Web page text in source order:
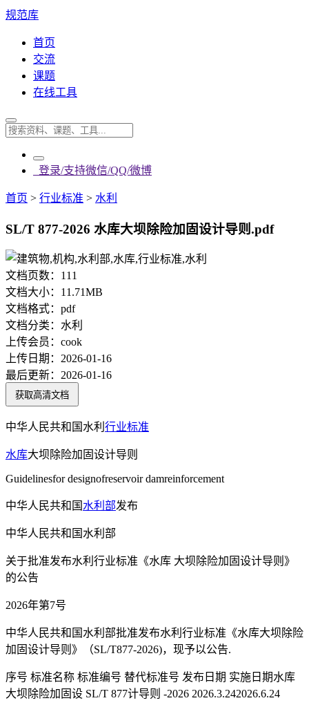
规范库
首页
交流
课题
在线工具
登录/支持微信/QQ/微博
首页 > 行业标准 > 水利
SL/T 877-2026 水库大坝除险加固设计导则.pdf
文档页数： 111
文档大小： 11.71MB
文档格式： pdf
文档分类： 水利
上传会员： cook
上传日期： 2026-01-16
最后更新： 2026-01-16
获取高清文档
中华人民共和国水利 行业标准
水库大坝除险加固设计导则
Guidelinesfor designofreservoir damreinforcement
中华人民共和国水利部发布
中华人民共和国水利部
关于批准发布水利行业标准《水库 大坝除险加固设计导则》
的公告
2026年第7号
中华人民共和国水利部批准发布水利行业标准《水库大坝除险
加固设计导则》（SL/T877-2026)，现予以公告.
序号 标准名称 标准编号 替代标准号 发布日期 实施日期水库
大坝除险加固设 SL/T 877计导则 -2026 2026.3.242026.6.24